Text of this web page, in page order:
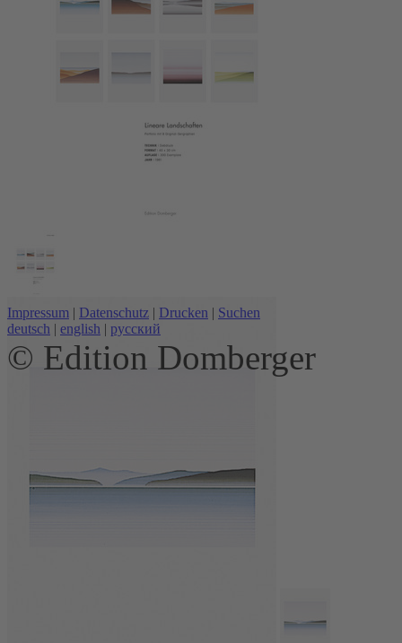
Impressum | Datenschutz | Drucken | Suchen
deutsch | english | русский
© Edition Domberger